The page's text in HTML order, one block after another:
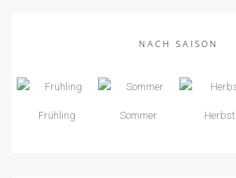
NACH SAISON
Frühling Sommer Herbst